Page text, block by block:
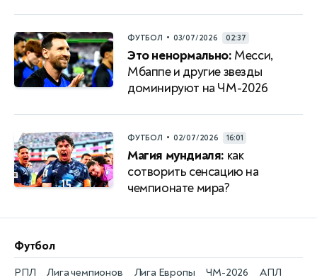
ФУТБОЛ • 03/07/2026 02:37
Это ненормально: Месси,
Мбаппе и другие звезды
доминируют на ЧМ-2026
ФУТБОЛ • 02/07/2026 16:01
Магия мундиаля: как
сотворить сенсацию на
чемпионате мира?
Футбол
РПЛ Лига чемпионов Лига Европы ЧМ-2026 АПЛ